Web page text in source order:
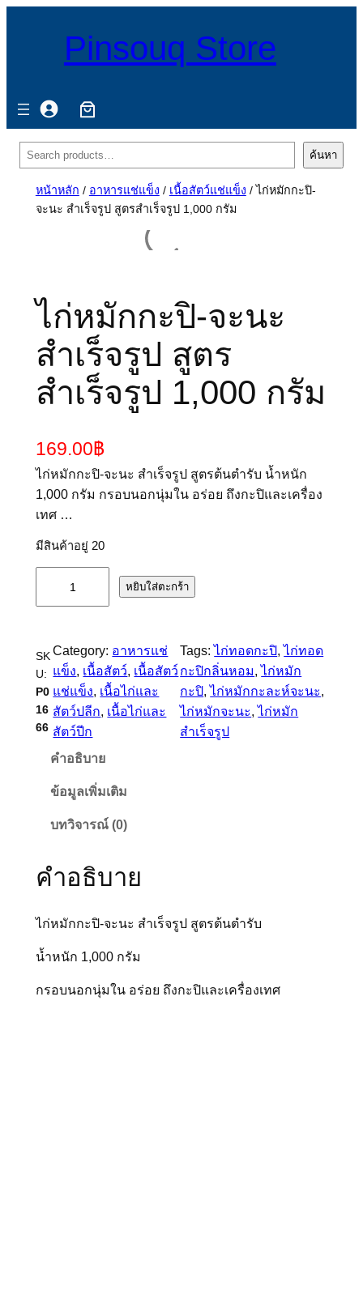
Pinsouq Store
ค้นหา ค้นหา
หน้าหลัก / อาหารแช่แข็ง / เนื้อสัตว์แช่แข็ง / ไก่หมักกะปิ-
จะนะ สำเร็จรูป สูตรสำเร็จรูป 1,000 กรัม
ไก่หมักกะปิ-จะนะ
สำเร็จรูป สูตร
สำเร็จรูป 1,000 กรัม
169.00฿
ไก่หมักกะปิ-จะนะ สำเร็จรูป สูตรต้นตำรับ น้ำหนัก
1,000 กรัม กรอบนอกนุ่มใน อร่อย ถึงกะปิและเครื่อง
เทศ …
มีสินค้าอยู่ 20
ไ
ก่
ห
มั
น
สำ
ร็
หยิบใส่ตะกร้า
SK
U:
P0
16
66
Category: อาหารแช่
แข็ง, เนื้อสัตว์, เนื้อสัตว์
แช่แข็ง, เนื้อไก่และ
สัตว์ปลีก, เนื้อไก่และ
สัตว์ปีก
Tags:ไก่ทอดกะปิ, ไก่ทอด
กะปิกลิ่นหอม, ไก่หมัก
กะปิ, ไก่หมักกะละห์จะนะ
ไก่หมักจะนะ, ไก่หมัก
สำเร็จรูป
คำอธิบาย
ข้อมูลเพิ่มเติม
บทวิจารณ์ (0)
คำอธิบาย
ไก่หมักกะปิ-จะนะ สำเร็จรูป สูตรต้นตำรับ
น้ำหนัก 1,000 กรัม
กรอบนอกนุ่มใน อร่อย ถึงกะปิและเครื่องเทศ